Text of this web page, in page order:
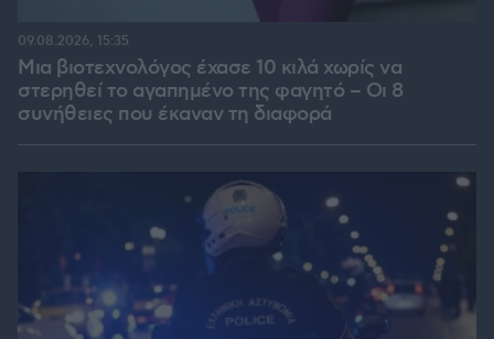
Μια βιοτεχνολόγος έχασε 10 κιλά χωρίς να
στερηθεί το αγαπημένο της φαγητό – Οι 8
συνήθειες που έκαναν τη διαφορά
09.08.2026, 15:35